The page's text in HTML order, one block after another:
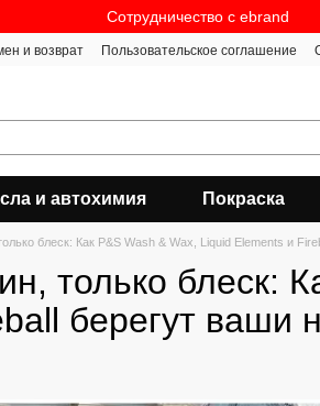
Сотрудничество c ebrand
и возврат Пользовательское соглашение
и автохимия Покраска
блеск: Как P&S Wash & Wax, Liquid Elements и
только блеск:
берегут ваши